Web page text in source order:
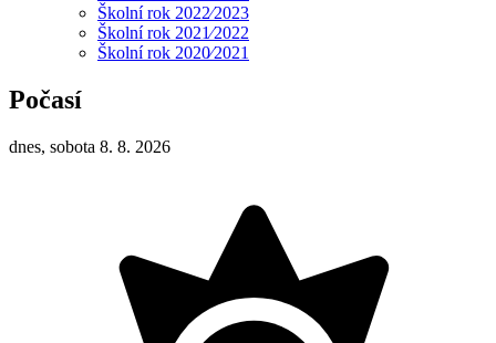
Školní rok 2022⁄2023
Školní rok 2021⁄2022
Školní rok 2020⁄2021
Počasí
dnes, sobota 8. 8. 2026